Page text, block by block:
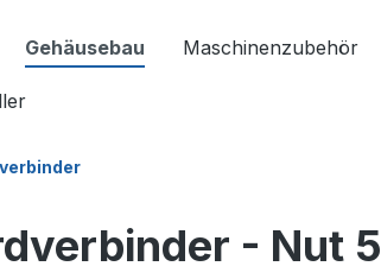
Gehäusebau Maschinenzubehör
- Nut 5